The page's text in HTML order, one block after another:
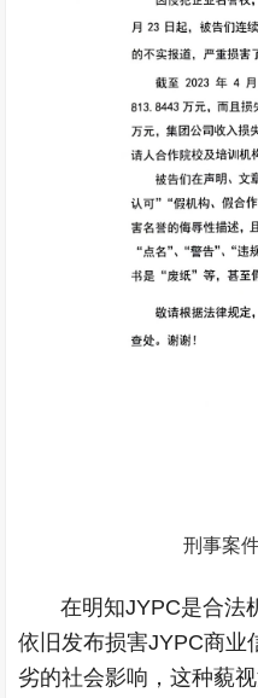
刑事案
在明知JYPC是合法
依旧发布损害JYPC商业
劣的社会影响，这种藐